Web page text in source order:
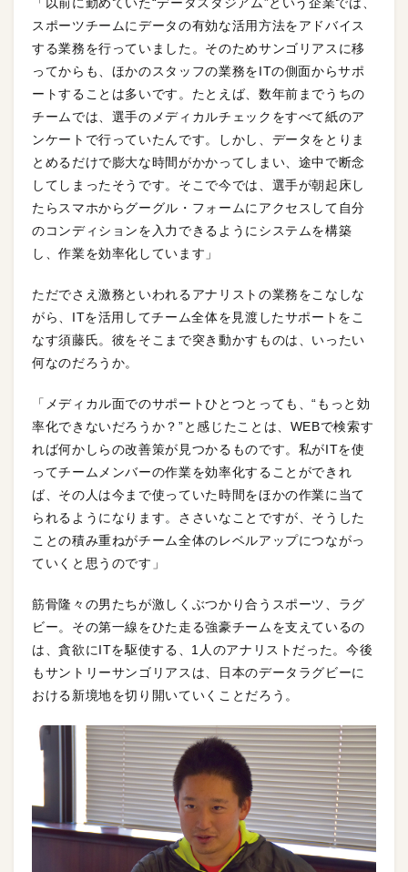
「以前に勤めていた“データスタジアム”という企業では、
スポーツチームにデータの有効な活用方法をアドバイス
する業務を行っていました。そのためサンゴリアスに移
ってからも、ほかのスタッフの業務をITの側面からサポ
ートすることは多いです。たとえば、数年前までうちの
チームでは、選手のメディカルチェックをすべて紙のア
ンケートで行っていたんです。しかし、データをとりま
とめるだけで膨大な時間がかかってしまい、途中で断念
してしまったそうです。そこで今では、選手が朝起床し
たらスマホからグーグル・フォームにアクセスして自分
のコンディションを入力できるようにシステムを構築
し、作業を効率化しています」
ただでさえ激務といわれるアナリストの業務をこなしな
がら、ITを活用してチーム全体を見渡したサポートをこ
なす須藤氏。彼をそこまで突き動かすものは、いったい
何なのだろうか。
「メディカル面でのサポートひとつとっても、“もっと効
率化できないだろうか？”と感じたことは、WEBで検索す
れば何かしらの改善策が見つかるものです。私がITを使
ってチームメンバーの作業を効率化することができれ
ば、その人は今まで使っていた時間をほかの作業に当て
られるようになります。ささいなことですが、そうした
ことの積み重ねがチーム全体のレベルアップにつながっ
ていくと思うのです」
筋骨隆々の男たちが激しくぶつかり合うスポーツ、ラグ
ビー。その第一線をひた走る強豪チームを支えているの
は、貪欲にITを駆使する、1人のアナリストだった。今後
もサントリーサンゴリアスは、日本のデータラグビーに
おける新境地を切り開いていくことだろう。